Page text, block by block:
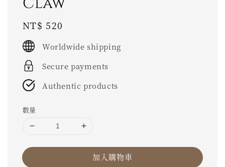
Regular
price
NT$ 520
Worldwide shipping
Secure payments
Authentic products
數量
加入購物車